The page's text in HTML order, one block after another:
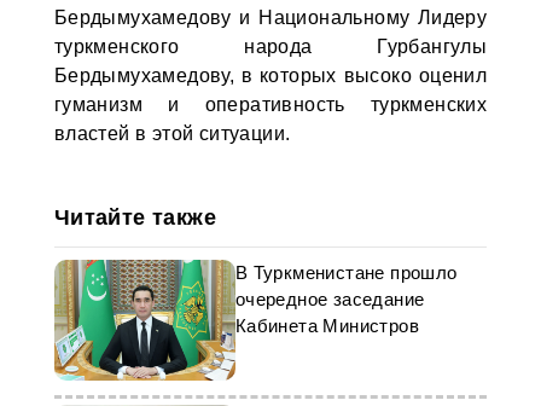
Бердымухамедову и Национальному Лидеру
туркменского народа Гурбангулы
Бердымухамедову, в которых высоко оценил
гуманизм и оперативность туркменских
властей в этой ситуации.
Читайте также
В Туркменистане прошло
очередное заседание
Кабинета Министров